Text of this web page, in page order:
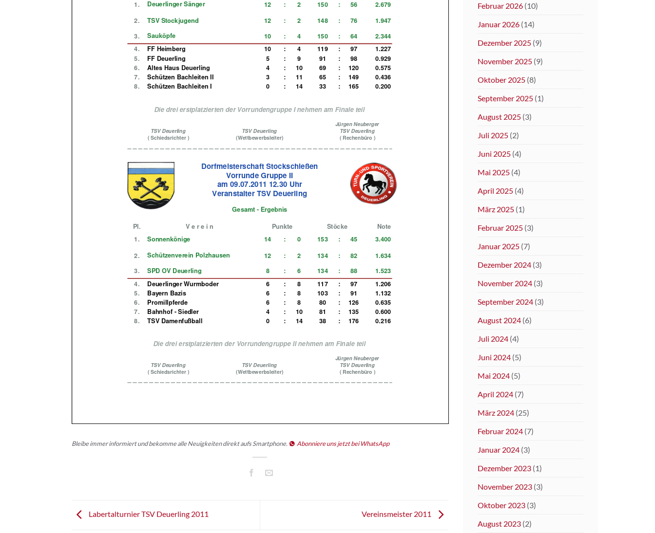
Bleibe immer informiert und bekomme alle Neuigkeiten direkt aufs Smartphone. Abonniere uns jetzt bei WhatsApp
Labertalturnier TSV Deuerling 2011 Vereinsmeister 2011
Februar 2026(10)
Januar 2026(14)
Dezember 2025(9)
November 2025(9)
Oktober 2025(8)
September 2025(1)
August 2025(3)
Juli 2025(2)
Juni 2025(4)
Mai 2025(4)
April 2025(4)
März 2025(1)
Februar 2025(3)
Januar 2025(7)
Dezember 2024(3)
November 2024(3)
September 2024(3)
August 2024(6)
Juli 2024(4)
Juni 2024(5)
Mai 2024(5)
April 2024(7)
März 2024(25)
Februar 2024(7)
Januar 2024(3)
Dezember 2023(1)
November 2023(3)
Oktober 2023(3)
August 2023(2)